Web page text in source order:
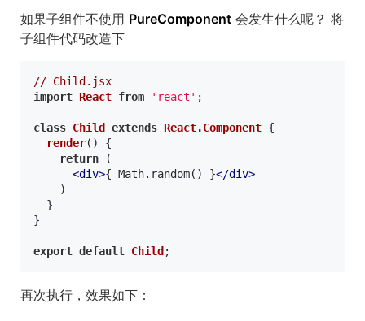
如果子组件不使用 PureComponent 会发生什么呢？ 将
子组件代码改造下
// Child.jsx
import React from 'react' ;
class Child extends React.Component {
render( ) {
return (
<div>{ Math.random() }</div>
    )
  }
}
export default Child
再次执行，效果如下：